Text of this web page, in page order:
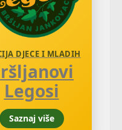
DJECE I MLADIH
Legosi
Saznaj više